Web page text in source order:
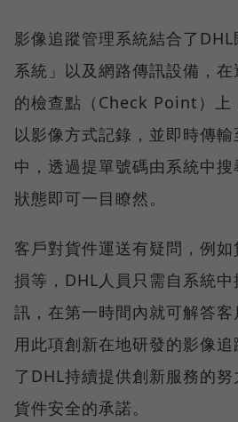
影像追蹤管理系統結合了
系統」以及網路傳訊設備，
的檢查點（Check Point）上
以影像方式記錄，並即時傳
中，透過提單號碼由系統中
狀態即可一目瞭然。
客戶對貨件運送有疑問，例
損等，DHL人員只需自系統
訊，在第一時間內就可解答
用此項創新在地研發的影像
了DHL持續提供創新服務的
貨件安全的承諾。